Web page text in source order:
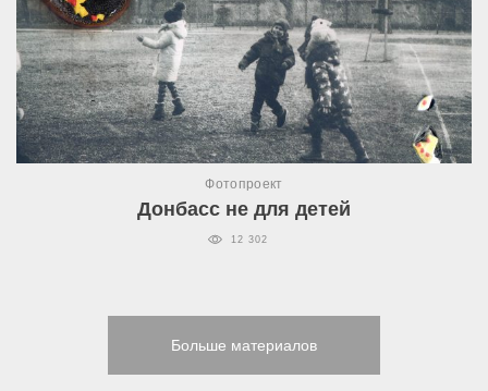
Фотопроект
Донбасс не для детей
12 302
Больше материалов